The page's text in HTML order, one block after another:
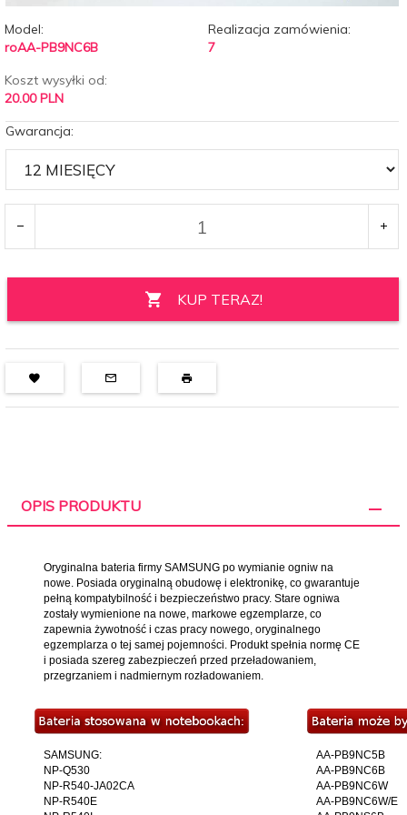
Model:
roAA-PB9NC6B
Realizacja zamówienia:
7
Koszt wysyłki od:
20.00 PLN
Gwarancja:
KUP TERAZ!
OPIS PRODUKTU
Oryginalna bateria firmy SAMSUNG po wymianie ogniw na
nowe. Posiada oryginalną obudowę i elektronikę, co gwarantuje
pełną kompatybilność i bezpieczeństwo pracy. Stare ogniwa
zostały wymienione na nowe, markowe egzemplarze, co
zapewnia żywotność i czas pracy nowego, oryginalnego
egzemplarza o tej samej pojemności. Produkt spełnia normę CE
i posiada szereg zabezpieczeń przed przeładowaniem,
przegrzaniem i nadmiernym rozładowaniem.
SAMSUNG:
NP-Q530
NP-R540-JA02CA
NP-R540E
AA-PB9NC5B
AA-PB9NC6B
AA-PB9NC6W
AA-PB9NC6W/E